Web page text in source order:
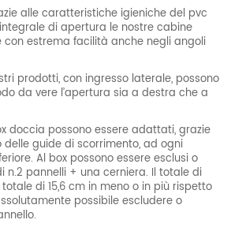
alle caratteristiche igieniche del pvc
di apertura le nostre cabine
con estrema facilità anche negli angoli
prodotti, con ingresso laterale, possono
da vere l’apertura sia a destra che a
doccia possono essere adattati, grazie
guide di scorrimento, ad ogni
Al box possono essere esclusi o
n.2 pannelli + una cerniera. Il totale di
di 15,6 cm in meno o in più rispetto
possibile escludere o